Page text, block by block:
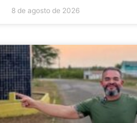
8 de agosto de 2026